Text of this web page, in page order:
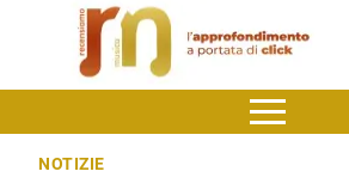
NOTIZIE